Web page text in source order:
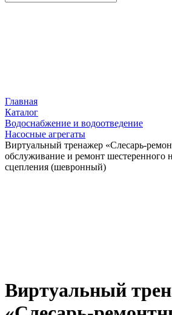
Главная
Каталог
Водоснабжение и водоотведение
Насосные агрегаты
Виртуальный тренажер «Слесарь-
обслуживание и ремонт шестеренного
сцепления (шевронный)
Виртуальный